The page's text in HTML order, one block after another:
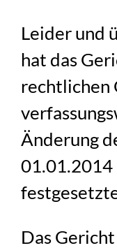
Leider und
hat das
rechtlichen
Änderung
01.01.2014
Das